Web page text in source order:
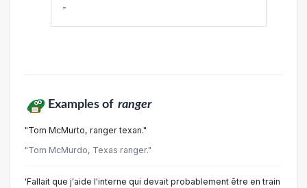
-
Examples of ranger
"Tom McMurto, ranger texan."
"Tom McMurdo, Texas ranger."
'Fallait que j'aide l'interne qui devait probablement être en train